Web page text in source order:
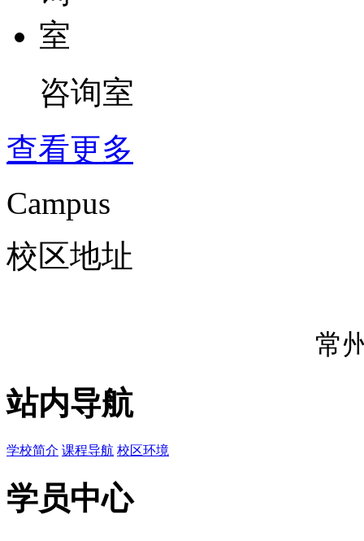
咨询室
查看更多
Campus
校区地址
常
站内导航
学校简介 课程导航 校区环境
学员中心